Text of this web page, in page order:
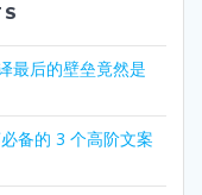
最后的壁垒竟然是
备的 3 个高阶文案